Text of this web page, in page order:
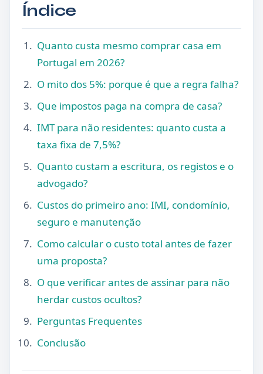
Índice
Quanto custa mesmo comprar casa em
Portugal em 2026?
O mito dos 5%: porque é que a regra falha?
Que impostos paga na compra de casa?
IMT para não residentes: quanto custa a
taxa fixa de 7,5%?
Quanto custam a escritura, os registos e o
advogado?
Custos do primeiro ano: IMI, condomínio,
seguro e manutenção
Como calcular o custo total antes de fazer
uma proposta?
O que verificar antes de assinar para não
herdar custos ocultos?
Perguntas Frequentes
Conclusão